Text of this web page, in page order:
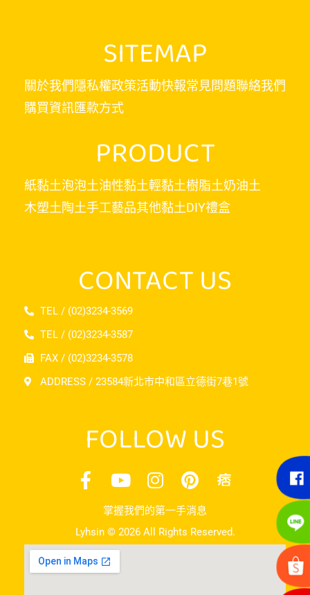
SITEMAP
關於我們隱私權政策活動快報常見問題聯絡我們
購買資訊匯款方式
PRODUCT
紙黏土泡泡土油性黏土輕黏土樹脂土奶油土
木塑土陶土手工藝品其他黏土DIY禮盒
CONTACT US
TEL / (02)3234-3569
TEL / (02)3234-3587
FAX / (02)3234-3578
ADDRESS / 23584新北市中和區立德街7巷1號
FOLLOW US
掌握我們的第一手消息
Lyhsin © 2026 All Rights Reserved.